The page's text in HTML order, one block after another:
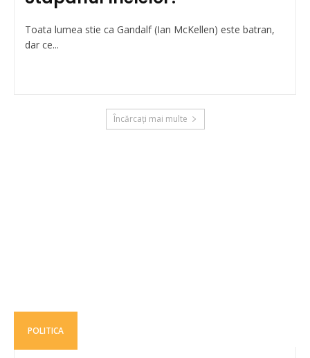
Toata lumea stie ca Gandalf (Ian McKellen) este batran,
dar ce...
Încărcați mai multe
POLITICA